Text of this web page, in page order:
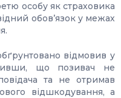
особу як страховика
обов’язок у межах
відмовив у
що позивач не
та не отримав
відшкодування, а